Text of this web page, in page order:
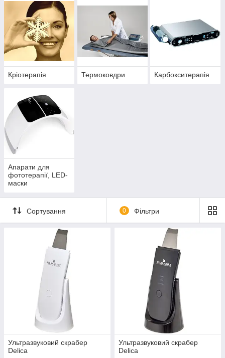
Кріотерапія Термоковдри Карбокситерапія
Апарати для
фототерапії, LED-
маски
Сортування 0 Фільтри
Ультразвуковий скрабер
Delica
Ультразвуковий скрабер
Delica